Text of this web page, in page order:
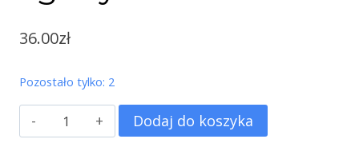
36.00zł
Pozostało tylko: 2
ilość
Mali
Dodaj do koszyka